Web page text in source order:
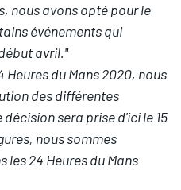
nous avons opté pour le
événements qui
avril."
du Mans 2020, nous
des différentes
sera prise d'ici le 15
nous sommes
24 Heures du Mans